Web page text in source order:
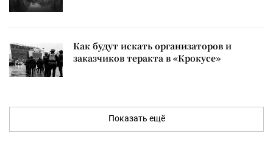
Как будут искать организаторов и
заказчиков теракта в «Крокусе»
Показать ещё